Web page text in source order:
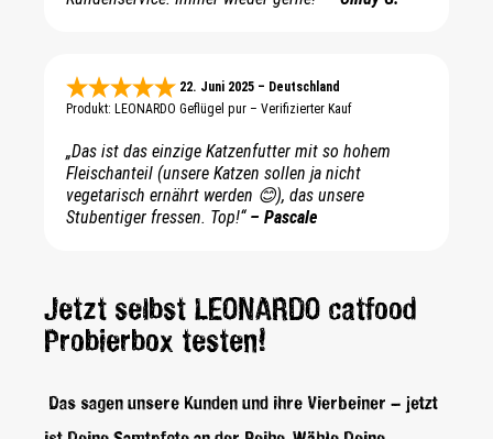
22. Juni 2025 – Deutschland
Produkt: LEONARDO Geflügel pur – Verifizierter Kauf
„Das ist das einzige Katzenfutter mit so hohem
Fleischanteil (unsere Katzen sollen ja nicht
vegetarisch ernährt werden 😊), das unsere
Stubentiger fressen. Top!“– Pascale
Jetzt selbst LEONARDO catfood
Probierbox testen!
Das sagen unsere Kunden und ihre Vierbeiner – jetzt